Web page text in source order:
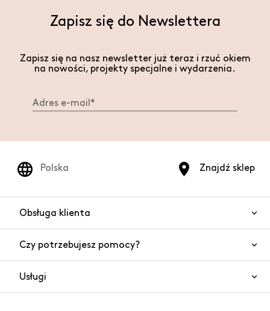
Zapisz się do Newslettera
Zapisz się na nasz newsletter już teraz i rzuć okiem
na nowości, projekty specjalne i wydarzenia.
Znajdź sklep
Polska
Obsługa klienta
Kontakt
Czy potrzebujesz pomocy?
Usługi